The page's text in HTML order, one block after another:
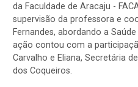
da Faculdade de Aracaju -
supervisão da professora e
Fernandes, abordando a
ação contou com a
Carvalho e Eliana, Secretária
dos Coqueiros.